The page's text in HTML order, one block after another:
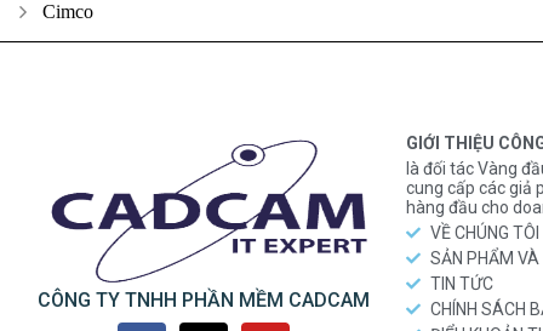
Cimco
CÔNG TY TNHH PHẦN MỀM CADCAM
GIỚI THIỆU
là đối tác Vàng
cung cấp các giả
hàng đầu cho
VỀ CHÚNG TÔI
SẢN PHẨM VÀ
TIN TỨC
CHÍNH SÁCH